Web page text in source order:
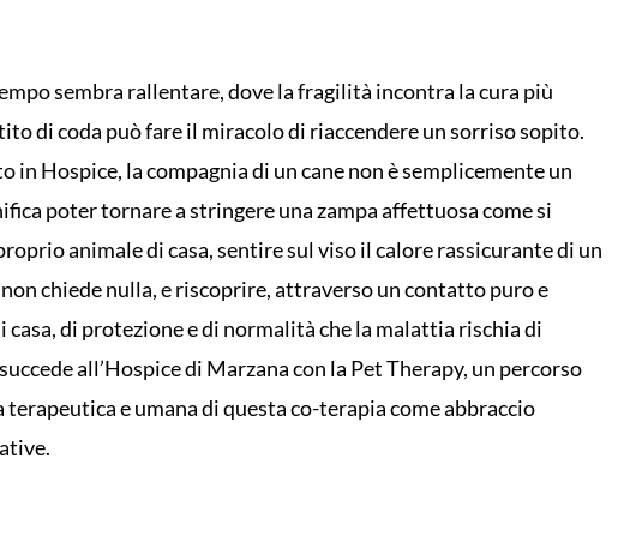
sembra rallentare, dove la fragilità incontra la cura più
di coda può fare il miracolo di riaccendere un sorriso sopito.
in Hospice, la compagnia di un cane non è semplicemente un
poter tornare a stringere una zampa affettuosa come si
animale di casa, sentire sul viso il calore rassicurante di un
non chiede nulla, e riscoprire, attraverso un contatto puro e
casa, di protezione e di normalità che la malattia rischia di
all’Hospice di Marzana con la Pet Therapy, un percorso
terapeutica e umana di questa co-terapia come abbraccio